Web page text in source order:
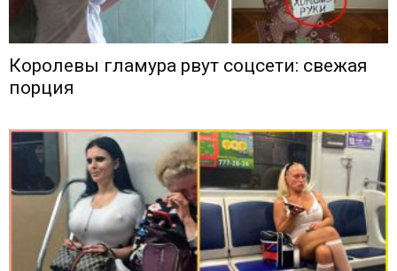
Королевы гламура рвут соцсети: свежая
порция